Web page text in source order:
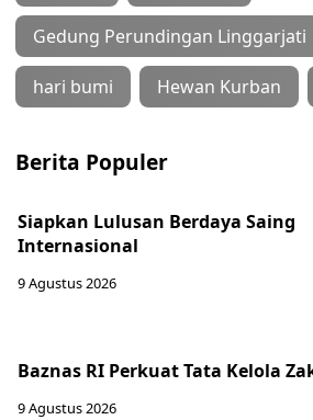
Gedung Perundingan Linggarjati
hari bumi Hewan Kurban
Berita Populer
Siapkan Lulusan Berdaya Saing
Internasional
9 Agustus 2026
Baznas RI Perkuat Tata Kelola
9 Agustus 2026